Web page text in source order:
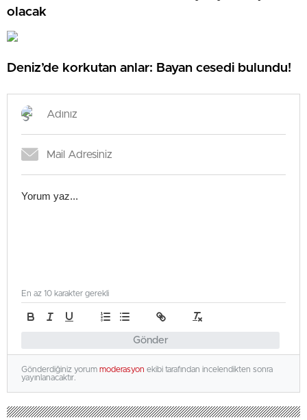
olacak
Deniz’de korkutan anlar: Bayan cesedi bulundu!
Gönder
En az 10 karakter gerekli
Gönderdiğiniz yorum moderasyon ekibi tarafından incelendikten sonra
yayınlanacaktır.